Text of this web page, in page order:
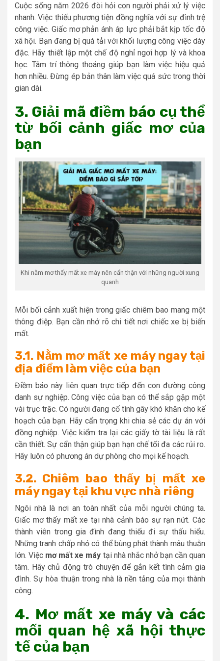
Cuộc sống năm 2026 đòi hỏi con người phải xử lý việc
nhanh. Việc thiếu phương tiện đồng nghĩa với sự đình trệ
công việc. Giấc mơ phản ánh áp lực phải bắt kịp tốc độ
xã hội. Bạn đang bị quá tải với khối lượng công việc dày
đặc. Hãy thiết lập một chế độ nghỉ ngơi hợp lý và khoa
học. Tâm trí thông thoáng giúp bạn làm việc hiệu quả
hơn nhiều. Đừng ép bản thân làm việc quá sức trong thời
gian dài.
3. Giải mã điềm báo cụ thể
từ bối cảnh giấc mơ của
bạn
Khi nằm mơ thấy mất xe máy nên cẩn thận với những người xung
quanh
Mỗi bối cảnh xuất hiện trong giấc chiêm bao mang một
thông điệp. Bạn cần nhớ rõ chi tiết nơi chiếc xe bị biến
mất.
3.1. Nằm mơ mất xe máy ngay tại
địa điểm làm việc của bạn
Điềm báo này liên quan trực tiếp đến con đường công
danh sự nghiệp. Công việc của bạn có thể sắp gặp một
vài trục trặc. Có người đang cố tình gây khó khăn cho kế
hoạch của bạn. Hãy cẩn trọng khi chia sẻ các dự án với
đồng nghiệp. Việc kiểm tra lại các giấy tờ tài liệu là rất
cần thiết. Sự cẩn thận giúp bạn hạn chế tối đa các rủi ro.
Hãy luôn có phương án dự phòng cho mọi kế hoạch.
3.2. Chiêm bao thấy bị mất xe
máy ngay tại khu vực nhà riêng
Ngôi nhà là nơi an toàn nhất của mỗi người chúng ta.
Giấc mơ thấy mất xe tại nhà cảnh báo sự rạn nứt. Các
thành viên trong gia đình đang thiếu đi sự thấu hiểu.
Những tranh chấp nhỏ có thể bùng phát thành mâu thuẫn
lớn. Việc mơ mất xe máy tại nhà nhắc nhở bạn cần quan
tâm. Hãy chủ động trò chuyện để gắn kết tình cảm gia
đình. Sự hòa thuận trong nhà là nền tảng của mọi thành
công.
4. Mơ mất xe máy và các
mối quan hệ xã hội thực
tế của bạn